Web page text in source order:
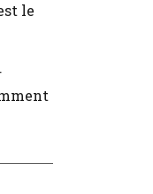
le